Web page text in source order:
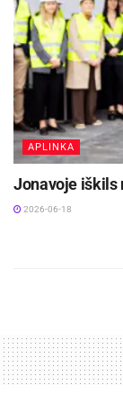
– teigia V.
Lietuvos
APLINKA
Jonavoje iškils
2026-06-18